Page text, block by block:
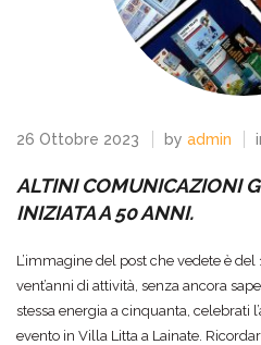
26 Ottobre 2023 by admin
ALTINI COMUNICAZIONI
INIZIATA A 50 ANNI.
L’immagine del post che vedete è
vent’anni di attività, senza ancora
stessa energia a cinquanta, celebrati
evento in Villa Litta a Lainate.